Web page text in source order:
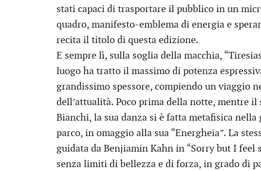
stati capaci di trasportare il pubblico in un
quadro, manifesto-emblema di energia e
recita il titolo di questa edizione.
E sempre lì, sulla soglia della macchia,
luogo ha tratto il massimo di potenza
grandissimo spessore, compiendo un viaggio
dell’attualità. Poco prima della notte, mentre
Bianchi, la sua danza si è fatta metafisica
parco, in omaggio alla sua “Energheia”. La
guidata da Benjiamin Kahn in “Sorry but I
senza limiti di bellezza e di forza, in grado di